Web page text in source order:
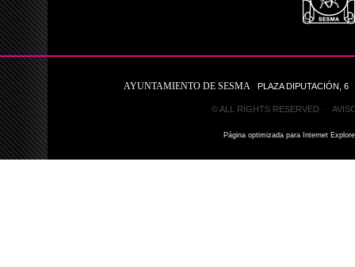
AYUNTAMIENTO DE SESMA PLAZA DIPUTACIÓN, 6
© ALL RIGHTS RESERVED ·
Página optimizada para Internet